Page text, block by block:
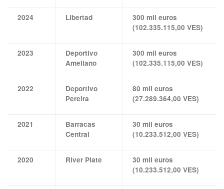
2024 Libertad
300 mil euros
(102.335.115,00 VES)
2023
Deportivo
Ameliano
300 mil euros
(102.335.115,00 VES)
2022
Deportivo
Pereira
80 mil euros
(27.289.364,00 VES)
2021
Barracas
Central
30 mil euros
(10.233.512,00 VES)
2020 River Plate
30 mil euros
(10.233.512,00 VES)